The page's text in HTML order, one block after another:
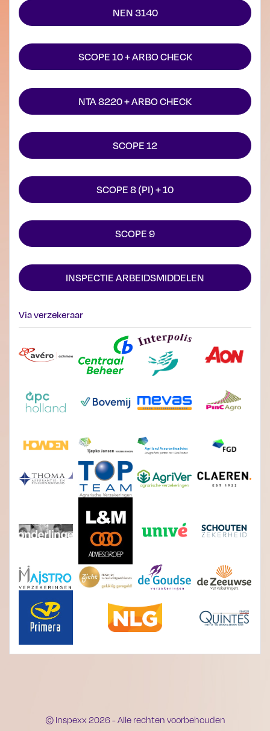
NEN 3140
SCOPE 10 + ARBO CHECK
NTA 8220 + ARBO CHECK
SCOPE 12
SCOPE 8 (PI) + 10
SCOPE 9
INSPECTIE ARBEIDSMIDDELEN
Via verzekeraar
© Inspexx 2026 - Alle rechten voorbehouden